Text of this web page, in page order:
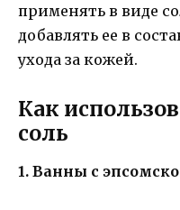
применять в виде
добавлять ее в
ухода за кожей.
Как
соль
1. Ванны с